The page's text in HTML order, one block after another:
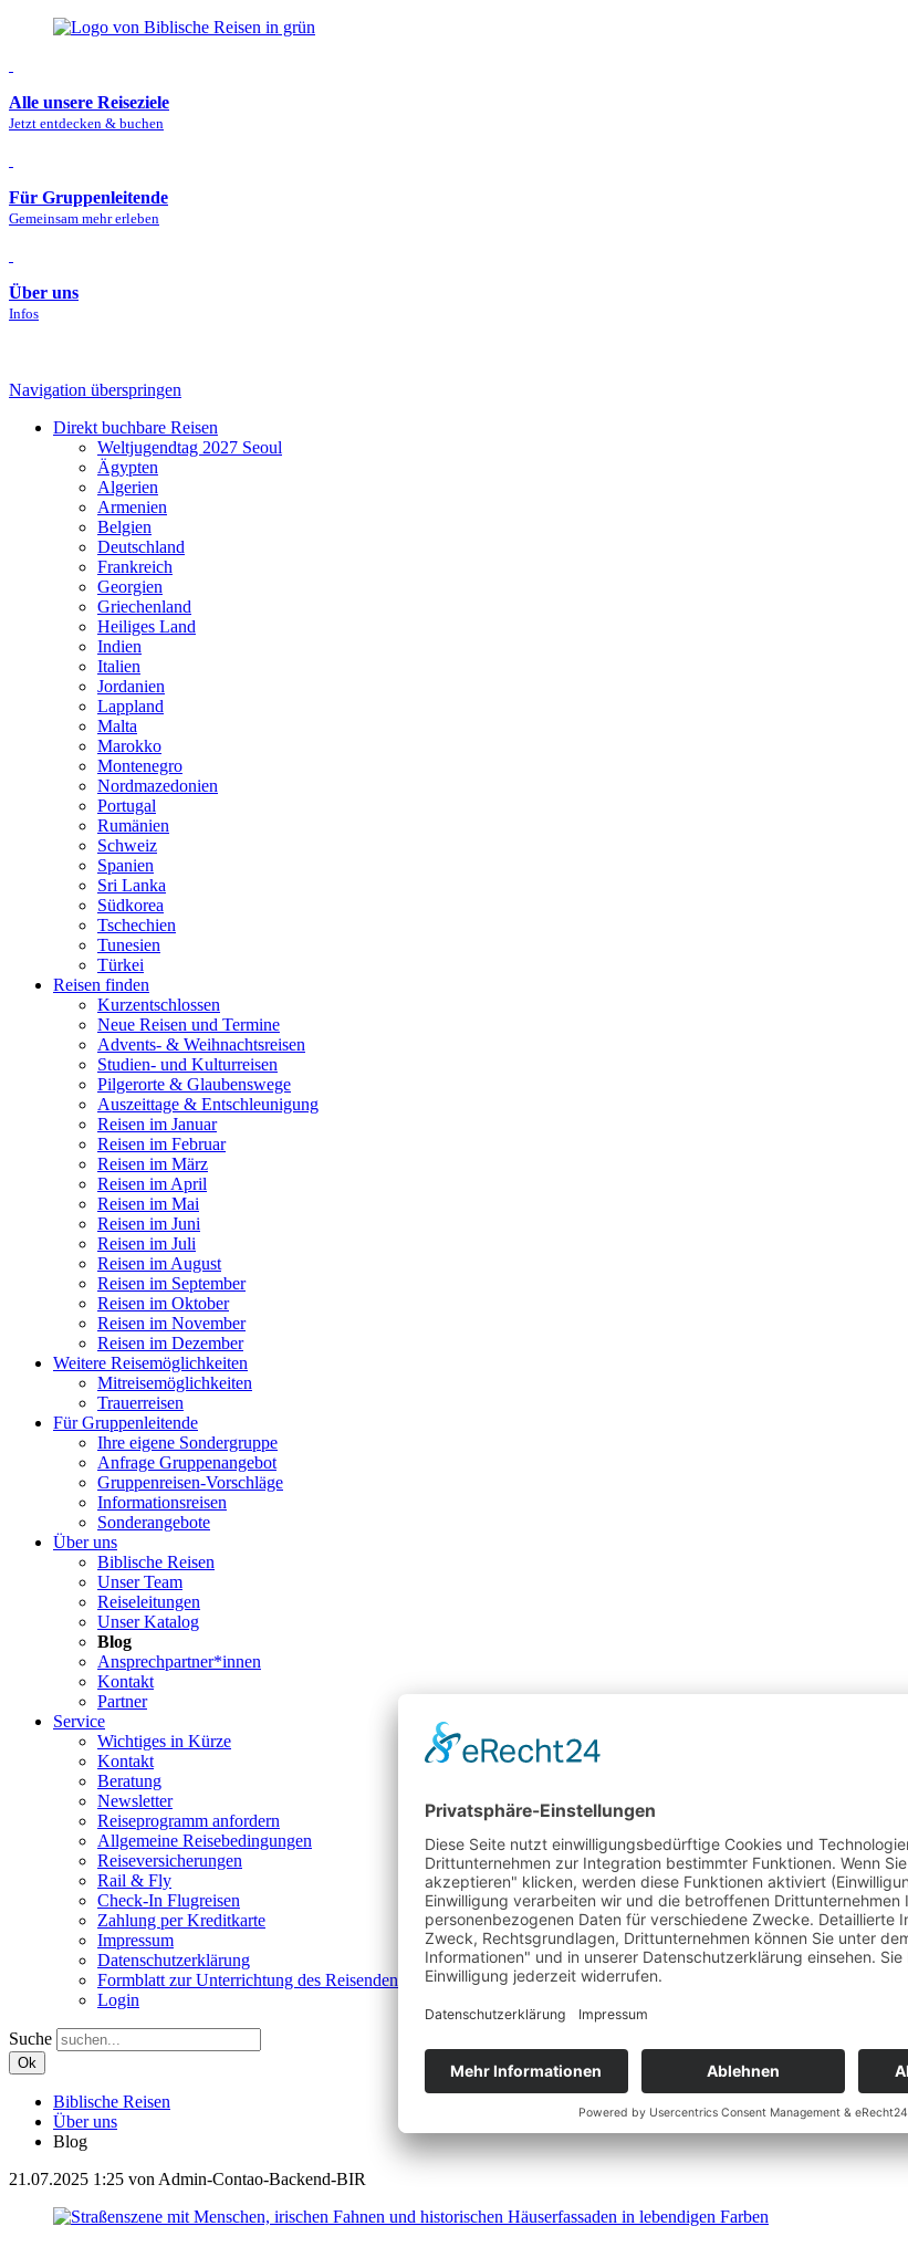
Alle unsere Reiseziele
Jetzt entdecken & buchen
Für Gruppenleitende
Gemeinsam mehr erleben
Über uns
Infos
Navigation überspringen
Direkt buchbare Reisen
Welt­jugendtag 2027 Seoul
Ägypten
Algerien
Armenien
Belgien
Deutschland
Frankreich
Georgien
Griechenland
Heiliges Land
Indien
Italien
Jordanien
Lappland
Malta
Marokko
Montenegro
Nordmazedonien
Portugal
Rumänien
Schweiz
Spanien
Sri Lanka
Südkorea
Tschechien
Tunesien
Türkei
Reisen finden
Kurzentschlossen
Neue Reisen und Termine
Advents- & Weihnachtsreisen
Studien- und Kulturreisen
Pilgerorte & Glaubenswege
Auszeittage & Entschleunigung
Reisen im Januar
Reisen im Februar
Reisen im März
Reisen im April
Reisen im Mai
Reisen im Juni
Reisen im Juli
Reisen im August
Reisen im September
Reisen im Oktober
Reisen im November
Reisen im Dezember
Weitere Reisemöglichkeiten
Mitreisemöglichkeiten
Trauerreisen
Für Gruppenleitende
Ihre eigene Sondergruppe
Anfrage Gruppenangebot
Gruppenreisen-Vorschläge
Informationsreisen
Sonderangebote
Über uns
Biblische Reisen
Unser Team
Reiseleitungen
Unser Katalog
Blog
Ansprechpartner*innen
Kontakt
Partner
Service
Wichtiges in Kürze
Kontakt
Beratung
Newsletter
Reiseprogramm anfordern
Allgemeine Reisebedingungen
Reiseversicherungen
Rail & Fly
Check-In Flugreisen
Zahlung per Kreditkarte
Impressum
Datenschutzerklärung
Formblatt zur Unterrichtung des Reisenden bei einer Pauschalreise
Login
Suche
Ok
Biblische Reisen
Über uns
Blog
21.07.2025 1:25 von Admin-Contao-Backend-BIR